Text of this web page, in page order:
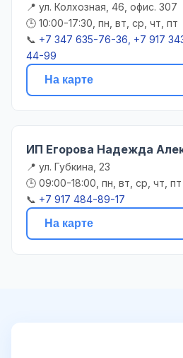
📍 ул. Колхозная, 46, офис. 307
🕒 10:00-17:30, пн, вт, ср, чт, пт
📞 +7 347 635-76-36, +7 917
44-99
На карте
ИП Егорова Надежда
📍 ул. Губкина, 23
🕒 09:00-18:00, пн, вт, ср, чт, пт
📞 +7 917 484-89-17
На карте